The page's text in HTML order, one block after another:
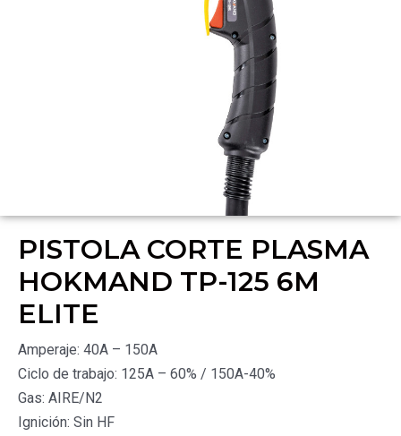
PISTOLA CORTE PLASMA
HOKMAND TP-125 6M
ELITE
Amperaje: 40A – 150A
Ciclo de trabajo: 125A – 60% / 150A-40%
Gas: AIRE/N2
Ignición: Sin HF